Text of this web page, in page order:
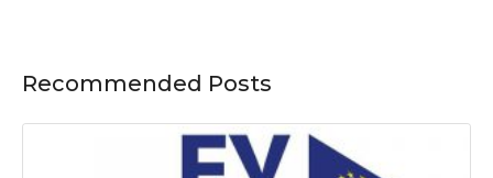
Recommended Posts